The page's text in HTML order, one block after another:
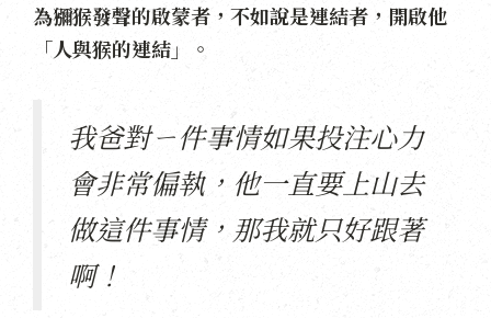
為獼猴發聲的啟蒙者，不如說是連結者，開啟他
「人與猴的連結」。
我爸對ㄧ件事情如果投注心力
會非常偏執，他一直要上山去
做這件事情，那我就只好跟著
啊！